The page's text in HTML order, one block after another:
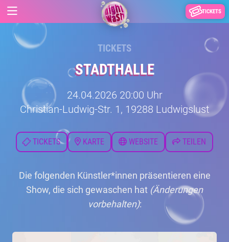
TICKETS
TICKETS
STADTHALLE
24.04.2026 20:00 Uhr
Christian-Ludwig-Str. 1, 19288 Ludwigslust
TICKETS KARTE WEBSITE TEILEN
Die folgenden Künstler*innen präsentieren eine
Show, die sich gewaschen hat (Änderungen
vorbehalten):